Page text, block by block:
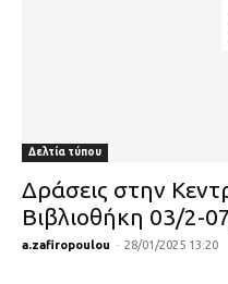
Δελτία τύπου
Δράσεις στην
Βιβλιοθήκη 03/2-
a.zafiropoulou - 28/01/2025 13:20